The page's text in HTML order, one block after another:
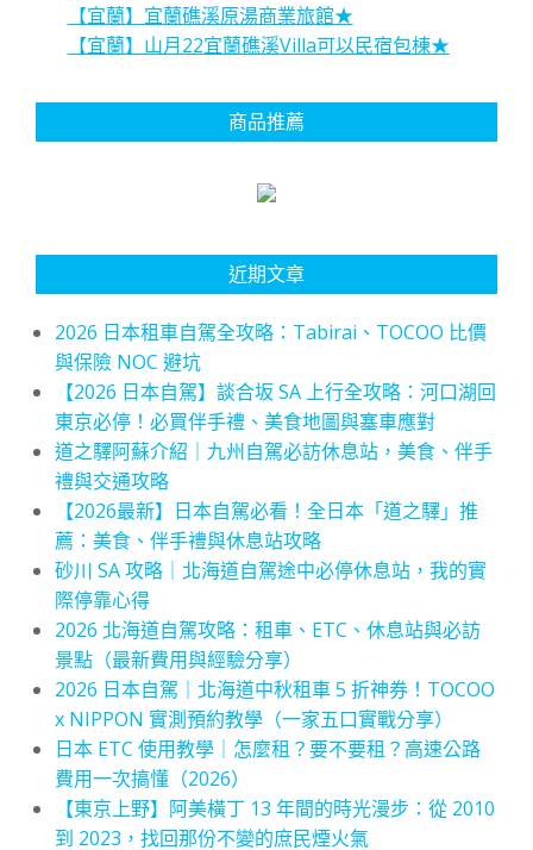
【宜蘭】宜蘭礁溪原湯商業旅館★
【宜蘭】山月22宜蘭礁溪Villa可以民宿包棟★
商品推薦
近期文章
2026 日本租車自駕全攻略：Tabirai、TOCOO 比價
與保險 NOC 避坑
【2026 日本自駕】談合坂 SA 上行全攻略：河口湖回
東京必停！必買伴手禮、美食地圖與塞車應對
道之驛阿蘇介紹｜九州自駕必訪休息站，美食、伴手
禮與交通攻略
【2026最新】日本自駕必看！全日本「道之驛」推
薦：美食、伴手禮與休息站攻略
砂川 SA 攻略｜北海道自駕途中必停休息站，我的實
際停靠心得
2026 北海道自駕攻略：租車、ETC、休息站與必訪
景點（最新費用與經驗分享）
2026 日本自駕｜北海道中秋租車 5 折神券！TOCOO
x NIPPON 實測預約教學（一家五口實戰分享）
日本 ETC 使用教學｜怎麼租？要不要租？高速公路
費用一次搞懂（2026）
【東京上野】阿美橫丁 13 年間的時光漫步：從 2010
到 2023，找回那份不變的庶民煙火氣